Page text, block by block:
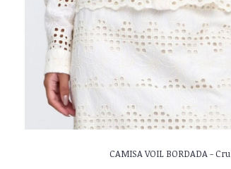
CAMISA VOIL BORDADA - Cru